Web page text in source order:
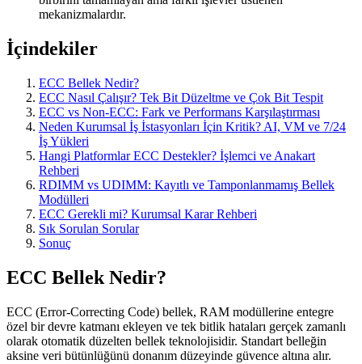
mekanizmalardır.
İçindekiler
ECC Bellek Nedir?
ECC Nasıl Çalışır? Tek Bit Düzeltme ve Çok Bit Tespit
ECC vs Non-ECC: Fark ve Performans Karşılaştırması
Neden Kurumsal İş İstasyonları İçin Kritik? AI, VM ve 7/24
İş Yükleri
Hangi Platformlar ECC Destekler? İşlemci ve Anakart
Rehberi
RDIMM vs UDIMM: Kayıtlı ve Tamponlanmamış Bellek
Modülleri
ECC Gerekli mi? Kurumsal Karar Rehberi
Sık Sorulan Sorular
Sonuç
ECC Bellek Nedir?
ECC (Error-Correcting Code) bellek, RAM modüllerine entegre
özel bir devre katmanı ekleyen ve tek bitlik hataları gerçek zamanlı
olarak otomatik düzelten bellek teknolojisidir. Standart belleğin
aksine veri bütünlüğünü donanım düzeyinde güvence altına alır.